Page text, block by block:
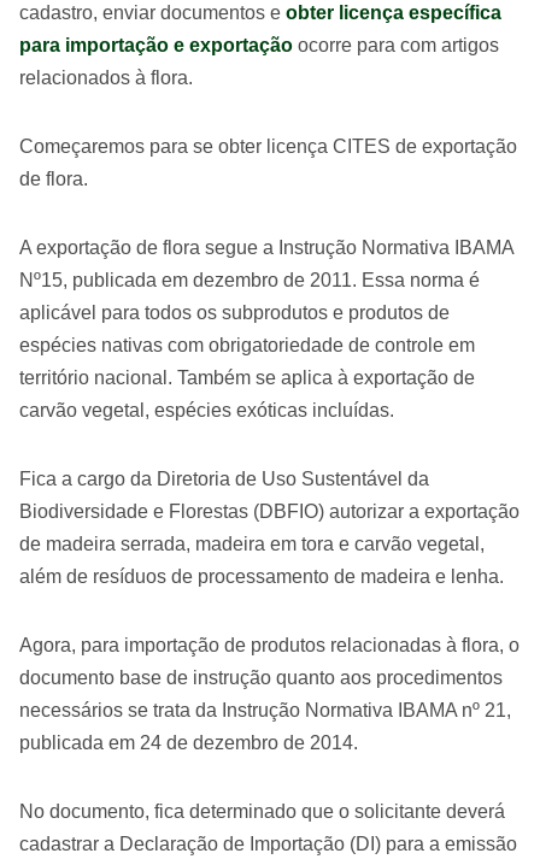
cadastro, enviar documentos e obter licença específica
para importação e exportação ocorre para com artigos
relacionados à flora.
Começaremos para se obter licença CITES de exportação
de flora.
A exportação de flora segue a Instrução Normativa IBAMA
Nº15, publicada em dezembro de 2011. Essa norma é
aplicável para todos os subprodutos e produtos de
espécies nativas com obrigatoriedade de controle em
território nacional. Também se aplica à exportação de
carvão vegetal, espécies exóticas incluídas.
Fica a cargo da Diretoria de Uso Sustentável da
Biodiversidade e Florestas (DBFIO) autorizar a exportação
de madeira serrada, madeira em tora e carvão vegetal,
além de resíduos de processamento de madeira e lenha.
Agora, para importação de produtos relacionadas à flora, o
documento base de instrução quanto aos procedimentos
necessários se trata da Instrução Normativa IBAMA nº 21,
publicada em 24 de dezembro de 2014.
No documento, fica determinado que o solicitante deverá
cadastrar a Declaração de Importação (DI) para a emissão